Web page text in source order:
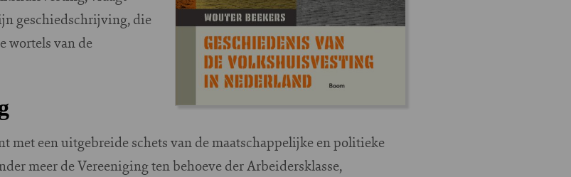
geschiedschrijving, die
wortels van de
met een uitgebreide schets van de maatschappelijke en politieke
meer de Vereeniging ten behoeve der Arbeidersklasse,